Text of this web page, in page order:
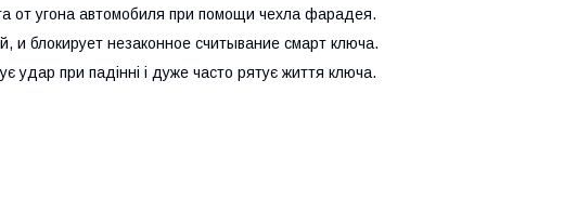
от угона автомобиля при помощи чехла фарадея.
блокирует незаконное считывание смарт ключа.
удар при падінні і дуже часто рятує життя ключа.